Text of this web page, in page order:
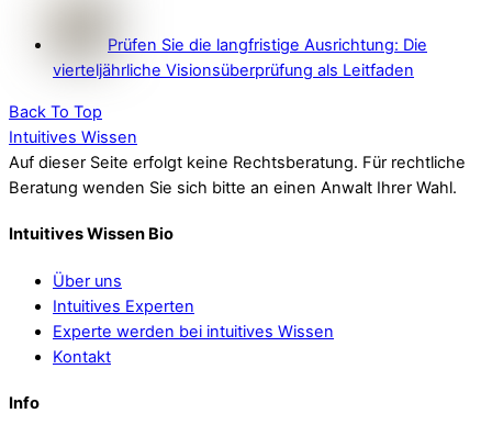
Prüfen Sie die langfristige Ausrichtung: Die
vierteljährliche Visionsüberprüfung als Leitfaden
Back To Top
Intuitives Wissen
Auf dieser Seite erfolgt keine Rechtsberatung. Für rechtliche
Beratung wenden Sie sich bitte an einen Anwalt Ihrer Wahl.
Intuitives Wissen Bio
Über uns
Intuitives Experten
Experte werden bei intuitives Wissen
Kontakt
Info